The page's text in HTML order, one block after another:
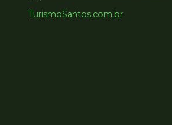
TurismoSantos.com.br